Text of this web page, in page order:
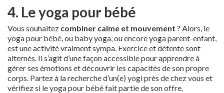
4. Le yoga pour bébé
Vous souhaitez combiner calme et mouvement ? Alors, le
yoga pour bébé, ou baby yoga, ou encore yoga parent-enfant,
est une activité vraiment sympa. Exercice et détente sont
alternés. Il s’agit d’une façon accessible pour apprendre à
gérer ses émotions et découvrir les capacités de son propre
corps. Partez à la recherche d’un(e) yogi près de chez vous et
vérifiez si le yoga pour bébé fait partie de son offre.